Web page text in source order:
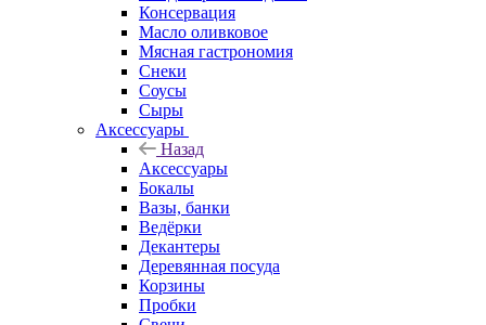
Консервация
Масло оливковое
Мясная гастрономия
Снеки
Соусы
Сыры
Аксессуары
Назад
Аксессуары
Бокалы
Вазы, банки
Ведёрки
Декантеры
Деревянная посуда
Корзины
Пробки